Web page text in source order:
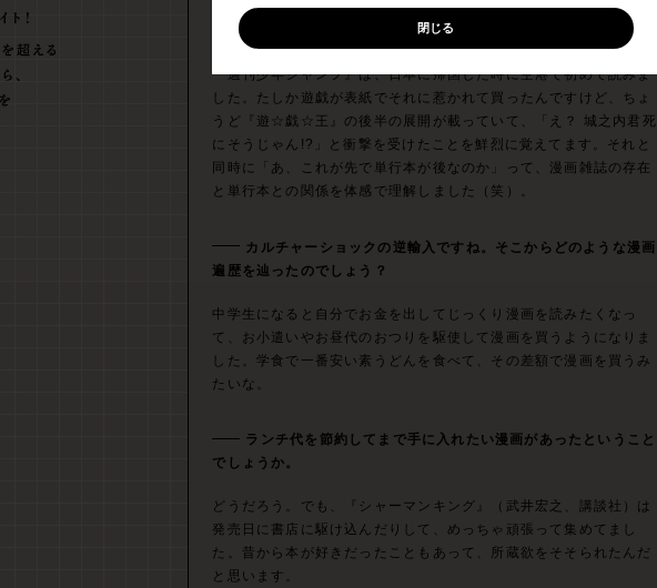
単行本がメインで『週刊少年ジャンプ』は通らず？
『週刊少年ジャンプ』は、日本に帰国した時に空港で初めて読みま
した。たしか遊戯が表紙でそれに惹かれて買ったんですけど、ちょ
うど『遊☆戯☆王』の後半の展開が載っていて、「え？ 城之内君死
にそうじゃん!?」と衝撃を受けたことを鮮烈に覚えてます。それと
同時に「あ、これが先で単行本が後なのか」って、漫画雑誌の存在
と単行本との関係を体感で理解しました（笑）。
カルチャーショックの逆輸入ですね。そこからどのような漫画
遍歴を辿ったのでしょう？
中学生になると自分でお金を出してじっくり漫画を読みたくなっ
て、お小遣いやお昼代のおつりを駆使して漫画を買うようになりま
した。学食で一番安い素うどんを食べて、その差額で漫画を買うみ
たいな。
ランチ代を節約してまで手に入れたい漫画があったということ
でしょうか。
どうだろう。でも、『シャーマンキング』（武井宏之、講談社）は
発売日に書店に駆け込んだりして、めっちゃ頑張って集めてまし
た。昔から本が好きだったこともあって、所蔵欲をそそられたんだ
と思います。
閉じる